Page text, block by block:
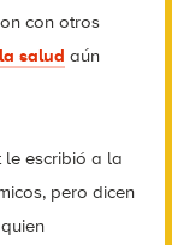
con otros
salud aún
le escribió a la
pero dicen